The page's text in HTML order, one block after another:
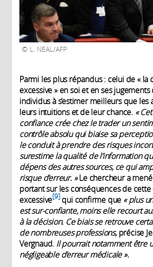
L. NEAL/AFP
Parmi les plus répandus : celui de « la
excessive » en soi et en ses
individus à s’estimer meilleurs que les
leurs intuitions et de leur chance. «
confiance crée chez le trader un
contrôle absolu qui biaise sa
le conduit à prendre des risques
surestime la qualité de l’information
dépens des autres sources, ce qui
risque d’erreur. »Le chercheur a
portant sur les conséquences de
excessive 9 qui confirme que « plus
est sur-confiante, moins elle recourt
à la décision. Ce biais se retrouve
de nombreuses professions,précise
Vergnaud. Il pourrait notamment être
négligeable d’erreur médicale ».